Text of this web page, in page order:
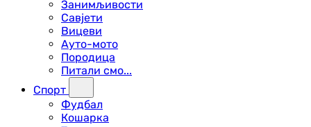
Занимљивости
Савјети
Вицеви
Ауто-мото
Породица
Питали смо...
Спорт
Фудбал
Кошарка